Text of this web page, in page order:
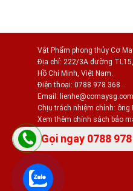
Vật Phẩm phong thủy Cơ
Địa chỉ: 222/3A đường
Hồ Chí Minh, Việt Nam.
Điện thoại: 0788 978 368 .
Email: lienhe@comaysg.com
Chịu trách nhiệm chính: ông
Xem thêm chính sách bảo
Gọi ngay 0788